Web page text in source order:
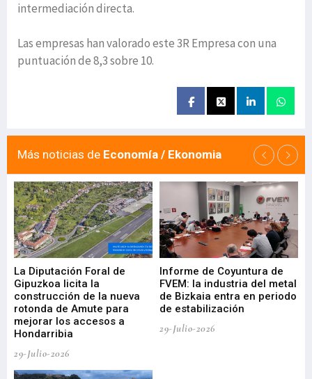
intermediación directa.
Las empresas han valorado este 3R Empresa con una
puntuación de 8,3 sobre 10.
Más noticias de Economía / Ekonomia
La Diputación Foral de
Gipuzkoa licita la
construcción de la nueva
rotonda de Amute para
mejorar los accesos a
Hondarribia
29-Julio-2026
Informe de Coyuntura de
FVEM: la industria del metal
de Bizkaia entra en periodo
de estabilización
29-Julio-2026